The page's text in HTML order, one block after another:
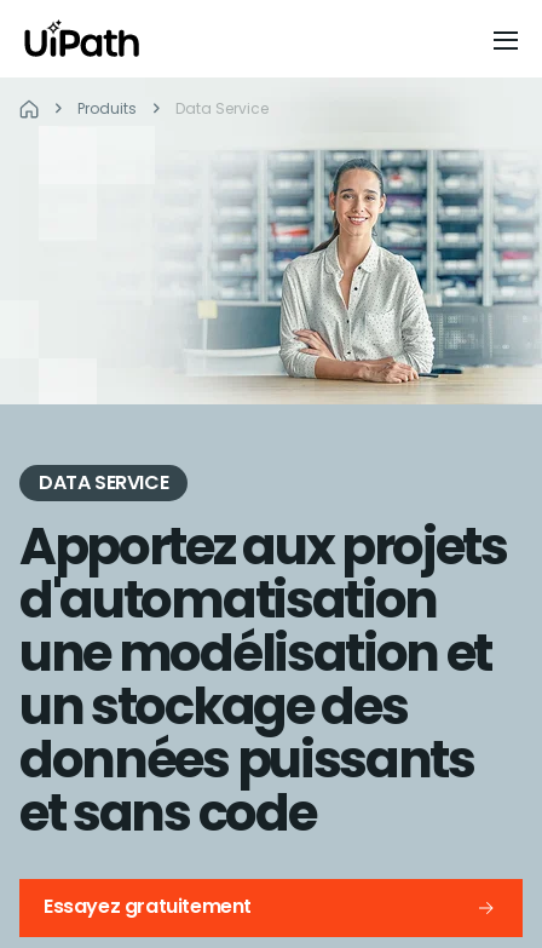
Produits Data Service
DATA SERVICE
Apportez aux projets
d'automatisation
une modélisation et
un stockage des
données puissants
et sans code
Essayez gratuitement